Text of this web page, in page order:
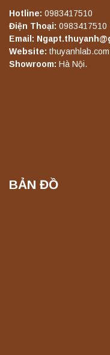
Hotline: 0983417510
Điện Thoại: 0983417510
Email:
Website: thuyanhlab.com
Showroom: Hà Nội.
BẢN ĐỒ